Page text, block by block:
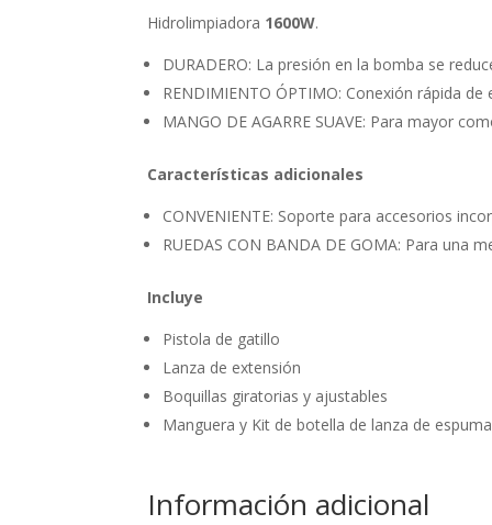
Hidrolimpiadora 1600W.
DURADERO: La presión en la bomba se
RENDIMIENTO ÓPTIMO: Conexión rápida
MANGO DE AGARRE SUAVE: Para mayor
Características adicionales
CONVENIENTE: Soporte para accesorios
RUEDAS CON BANDA DE GOMA: Para una
Incluye
Pistola de gatillo
Lanza de extensión
Boquillas giratorias y ajustables
Manguera y Kit de botella de lanza de espuma
Información adicional